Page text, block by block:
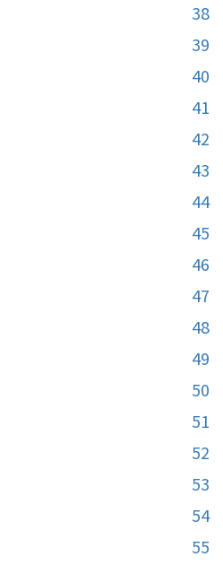
38
39
40
41
42
43
44
45
46
47
48
49
50
51
52
53
54
55